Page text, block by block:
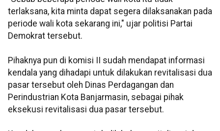
terlaksana, kita minta dapat segera dilaksanakan pada
periode wali kota sekarang ini," ujar politisi Partai
Demokrat tersebut.
Pihaknya pun di komisi II sudah mendapat informasi
kendala yang dihadapi untuk dilakukan revitalisasi dua
pasar tersebut oleh Dinas Perdagangan dan
Perindustrian Kota Banjarmasin, sebagai pihak
eksekusi revitalisasi dua pasar tersebut.